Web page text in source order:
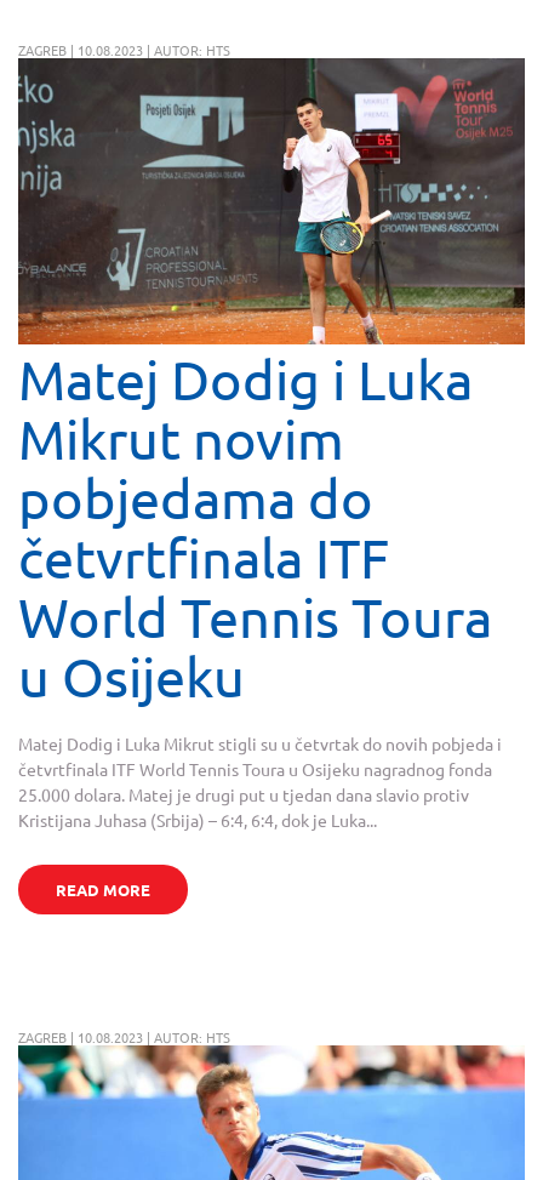
ZAGREB | 10.08.2023 | AUTOR: HTS
Matej Dodig i Luka
Mikrut novim
pobjedama do
četvrtfinala ITF
World Tennis Toura
u Osijeku
Matej Dodig i Luka Mikrut stigli su u četvrtak do novih pobjeda i
četvrtfinala ITF World Tennis Toura u Osijeku nagradnog fonda
25.000 dolara. Matej je drugi put u tjedan dana slavio protiv
Kristijana Juhasa (Srbija) – 6:4, 6:4, dok je Luka...
READ MORE
ZAGREB | 10.08.2023 | AUTOR: HTS